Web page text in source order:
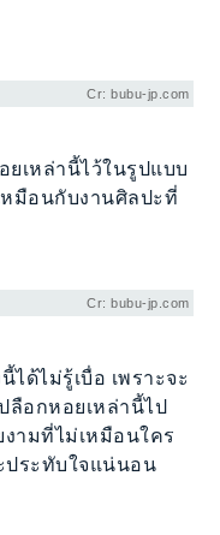
Cr: bubu-jp.com
เหล่านี้ไว้ในรูปแบบ
หมือนกับงานศิลปะที่
Cr: bubu-jp.com
ด้ไม่รู้เบื่อ เพราะจะ
ลือกหอยเหล่านี้ไป
ามที่ไม่เหมือนใคร
ระทับใจแน่นอน